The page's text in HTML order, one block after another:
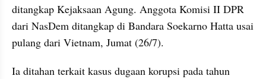
ditangkap Kejaksaan Agung. Anggota Komisi II DPR
dari NasDem ditangkap di Bandara Soekarno Hatta usai
pulang dari Vietnam, Jumat (26/7).
Ia ditahan terkait kasus dugaan korupsi pada tahun